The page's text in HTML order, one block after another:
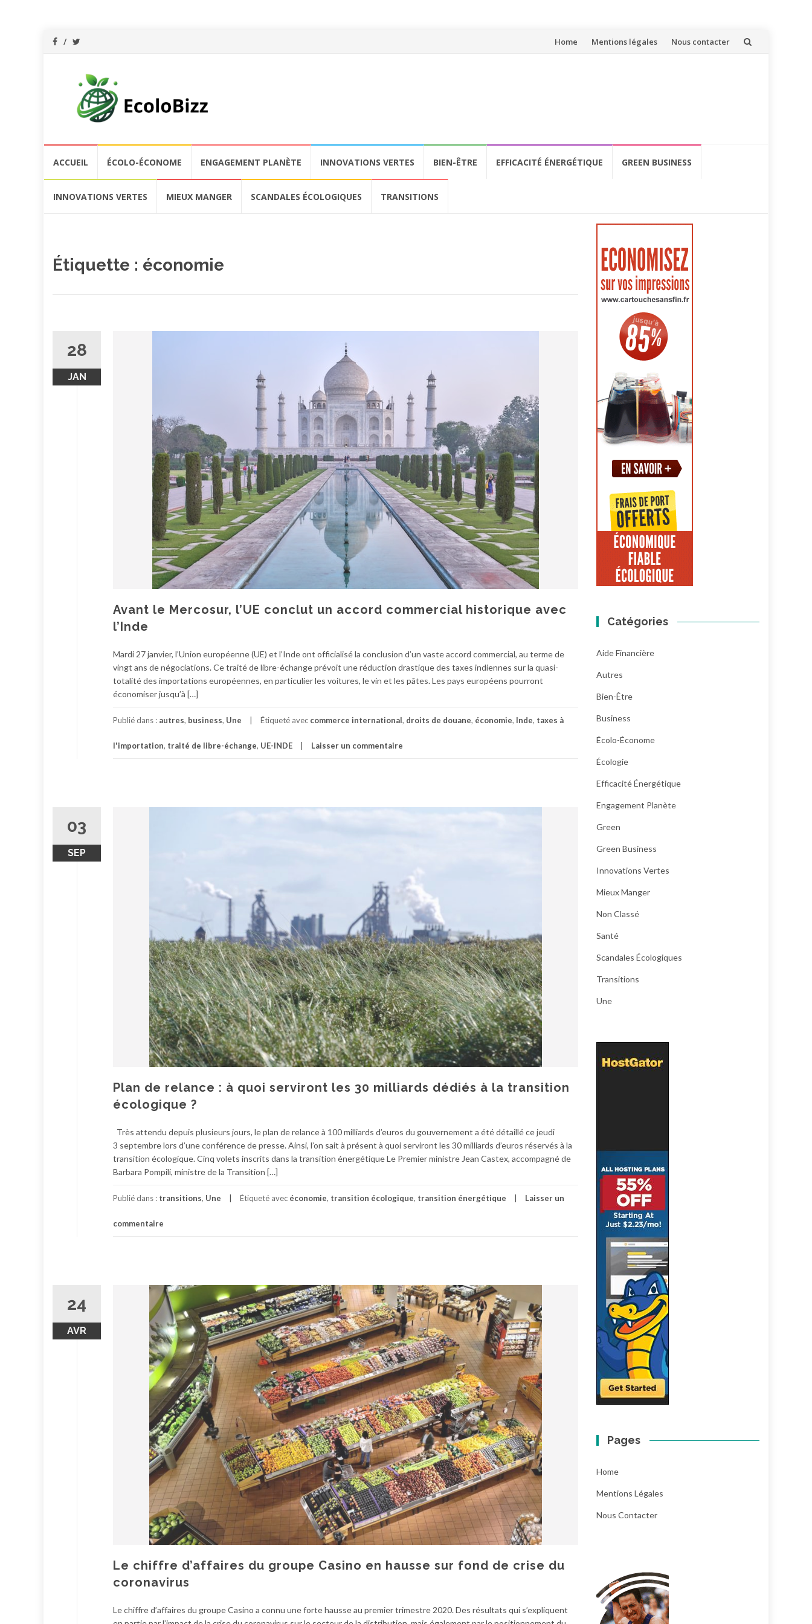
Aller
Home Mentions légales Nous contacter
contenu
ACCUEIL ÉCOLO-ÉCONOME ENGAGEMENT PLANÈTE INNOVATIONS VERTES BIEN-ÊTRE EFFICACITÉ ÉNERGÉTIQUE GREEN BUSINESS
INNOVATIONS VERTES MIEUX MANGER SCANDALES ÉCOLOGIQUES TRANSITIONS
Étiquette : économie
28
JAN
Avant le Mercosur, l’UE conclut un accord commercial historique avec
l’Inde
Mardi 27 janvier, l’Union européenne (UE) et l’Inde ont officialisé la conclusion d’un vaste accord commercial, au terme de
vingt ans de négociations. Ce traité de libre-échange prévoit une réduction drastique des taxes indiennes sur la quasi-
totalité des importations européennes, en particulier les voitures, le vin et les pâtes. Les pays européens pourront
économiser jusqu’à […]
Publié dans : autres, business, Une Étiqueté avec commerce international, droits de douane, économie, Inde, taxes à
l'importation, traité de libre-échange, UE-INDE Laisser un commentaire
03
SEP
Plan de relance : à quoi serviront les 30 milliards dédiés à la transition
écologique ?
Très attendu depuis plusieurs jours, le plan de relance à 100 milliards d’euros du gouvernement a été détaillé ce jeudi
3 septembre lors d’une conférence de presse. Ainsi, l’on sait à présent à quoi serviront les 30 milliards d’euros réservés à la
transition écologique. Cinq volets inscrits dans la transition énergétique Le Premier ministre Jean Castex, accompagné de
Barbara Pompili, ministre de la Transition […]
Publié dans : transitions, Une Étiqueté avec économie, transition écologique, transition énergétique Laisser un
commentaire
24
AVR
Le chiffre d’affaires du groupe Casino en hausse sur fond de crise du
coronavirus
Le chiffre d’affaires du groupe Casino a connu une forte hausse au premier trimestre 2020. Des résultats qui s’expliquent
Catégories
Aide Financière
Autres
Bien-Être
Business
Écolo-Économe
Écologie
Efficacité Énergétique
Engagement Planète
Green
Green Business
Innovations Vertes
Mieux Manger
Non Classé
Santé
Scandales Écologiques
Transitions
Une
Pages
Home
Mentions Légales
Nous Contacter